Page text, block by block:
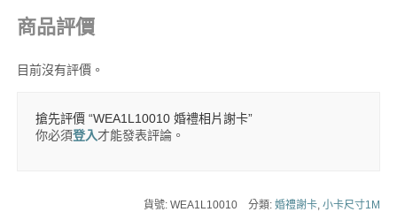
商品評價
目前沒有評價。
搶先評價 “WEA1L10010 婚禮相片謝卡”
你必須登入才能發表評論。
貨號:WEA1L10010 分類:婚禮謝卡 ,小卡尺寸1M